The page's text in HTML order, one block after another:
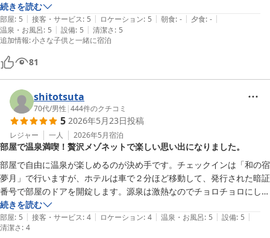
ホテルの横に民家があるので、カーテンなどでプライバシーを守った
り、こちらの音漏れはしないのか？と気になりましたが、素泊まりで部
屋に温泉が付いており、清潔、子どもが添い寝無料だったので良かった
です♪
続きを読む
部屋: 5 | 接客・サービス: 5 | ロケーション: 5 | 朝食: - | 夕食: - |
温泉・お風呂: 5 | 設備: 5 | 清潔さ: 5
追加情報:小さな子供と一緒に宿泊
81
shitotsuta
70代/男性 |444件のクチコミ
5 2026年5月23日投稿
レジャー 一人 2026年5月宿泊
部屋で温泉満喫！贅沢メゾネットで楽しい思い出になりました。
部屋で自由に温泉が楽しめるのが決め手です。チェックインは「和の宿
夢月」で行いますが、ホテルは車で２分ほど移動して、発行された暗証
番号で部屋のドアを開錠します。源泉は激熱なのでチョロチョロにしな
いと熱くて入れなくなります。メゾネットタイプの部屋は３Fリビング
と２Fの温泉・寝室・トイレ、ＴＶも大型で贅沢な雰囲気です。朝連絡
が必要なことがありましたが、すぐに夢月のスタッフが駆けつけてくれ
続きを読む
部屋: 5 | 接客・サービス: 4 | ロケーション: 4 | 温泉・お風呂: 5 | 設備: 5 |
清潔さ: 4